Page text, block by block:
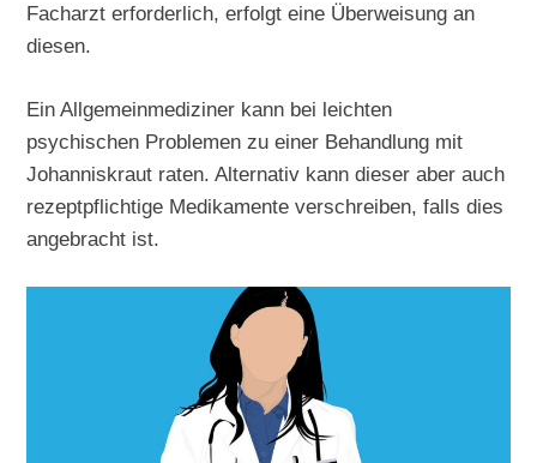
Facharzt erforderlich, erfolgt eine Überweisung an
diesen.
Ein Allgemeinmediziner kann bei leichten
psychischen Problemen zu einer Behandlung mit
Johanniskraut raten. Alternativ kann dieser aber auch
rezeptpflichtige Medikamente verschreiben, falls dies
angebracht ist.